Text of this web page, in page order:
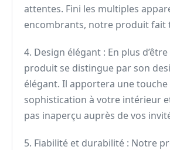
attentes. Fini les multiples
encombrants, notre produit fait
4. Design élégant : En plus
produit se distingue par son
élégant. Il apportera une touche
sophistication à votre intérieur
pas inaperçu auprès de vos
5. Fiabilité et durabilité : Notre